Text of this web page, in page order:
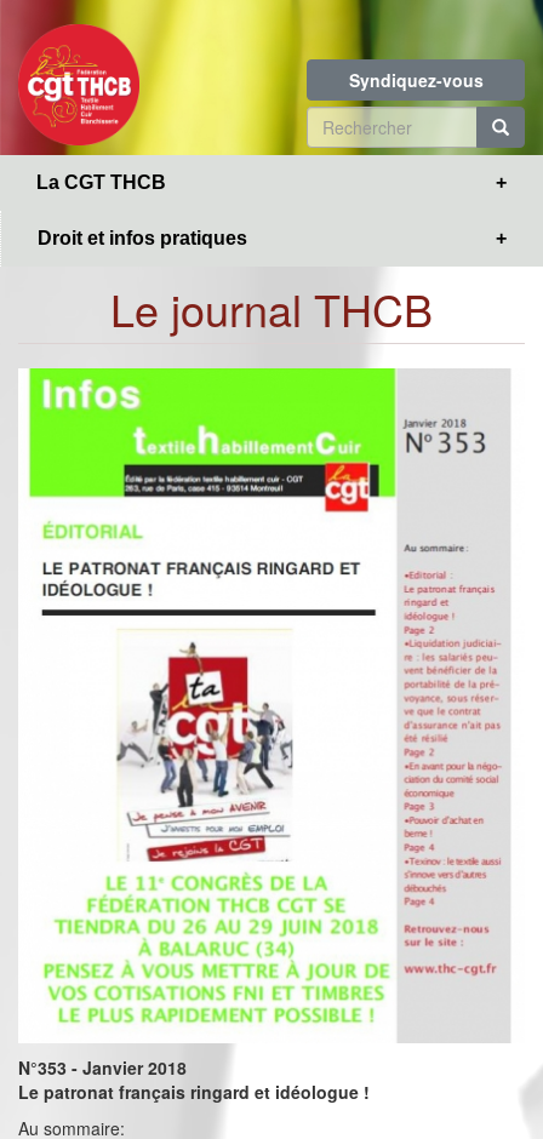
contenu
principal
Syndiquez-vous
Formulaire
de
La CGT THCB
Droit et infos pratiques
Le journal THCB
N°353 - Janvier 2018
Le patronat français ringard et idéologue !
Au sommaire: